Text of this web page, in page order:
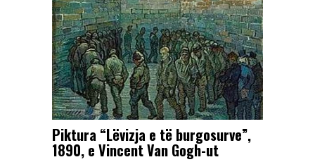
Piktura “Lëvizja e të burgosurve”,
1890, e Vincent Van Gogh-ut